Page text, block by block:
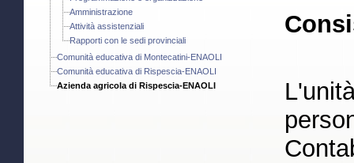
Amministrazione
Attività assistenziali
Rapporti con le sedi provinciali
Comunità educativa di Montecatini-ENAOLI
Comunità educativa di Rispescia-ENAOLI
Azienda agricola di Rispescia-ENAOLI